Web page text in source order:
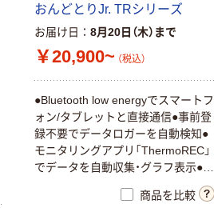
おんどとりJr. TRシリーズ
お届け日 8月20日（木）まで
￥20,900~ （税込）
●Bluetooth low energyでスマートフ
ォン/タブレットと直接通信●事前登
録不要でデータロガーを自動検知●
モニタリングアプリ「ThermoREC」
でデータを自動収集・グラフ表示●吸
い上げアプリ「ThermoStorage」で多
数の機器からデータを連続吸い上げ
商品を比較